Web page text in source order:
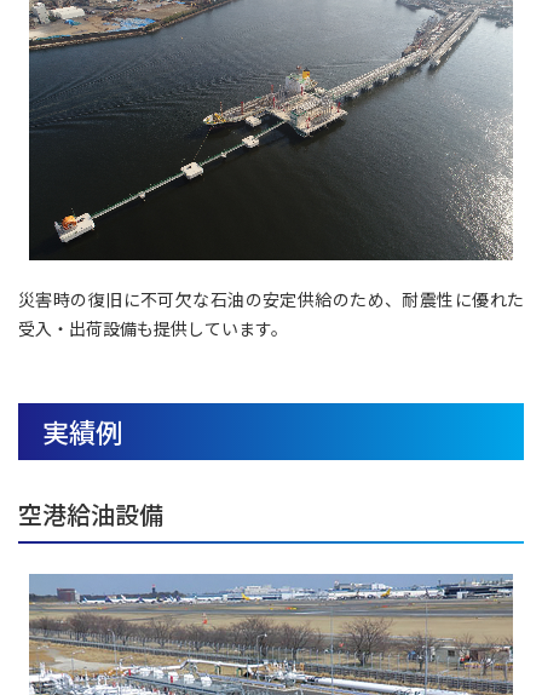
災害時の復旧に不可欠な石油の安定供給のため、耐震性に優れた
受入・出荷設備も提供しています。
実績例
空港給油設備